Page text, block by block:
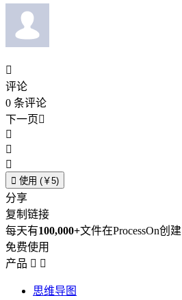

评论
0 条评论
下一页



 使用 (￥5)
分享
复制链接
每天有100,000+文件在ProcessOn创建
免费使用
产品  
思维导图